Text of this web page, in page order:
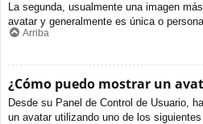
La segunda, usualmente una imagen
avatar y generalmente es única o
Arriba
¿Cómo puedo mostrar un
Desde su Panel de Control de Usuario,
un avatar utilizando uno de los